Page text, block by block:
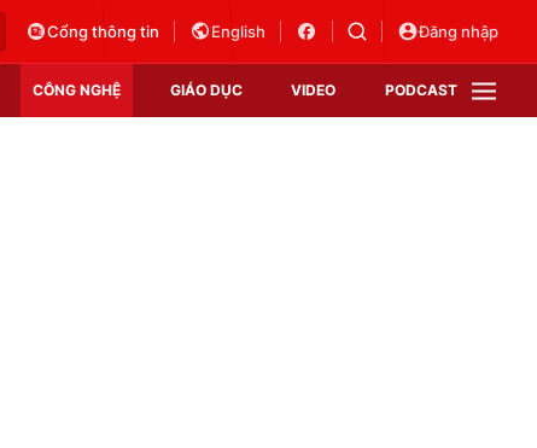
Cổng thông tin English Đăng nhập
CÔNG NGHỆ GIÁO DỤC VIDEO PODCAST